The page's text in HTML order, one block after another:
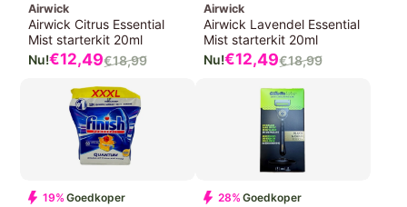
Airwick
Airwick Citrus Essential
Mist starterkit 20ml
Verkoopprijs
€12,49
Normale
prijs
€18,99
Airwick
Airwick Lavendel Essential
Mist starterkit 20ml
Verkoopprijs
€12,49
Normale
prijs
€18,99
19% Goedkoper 28% Goedkoper